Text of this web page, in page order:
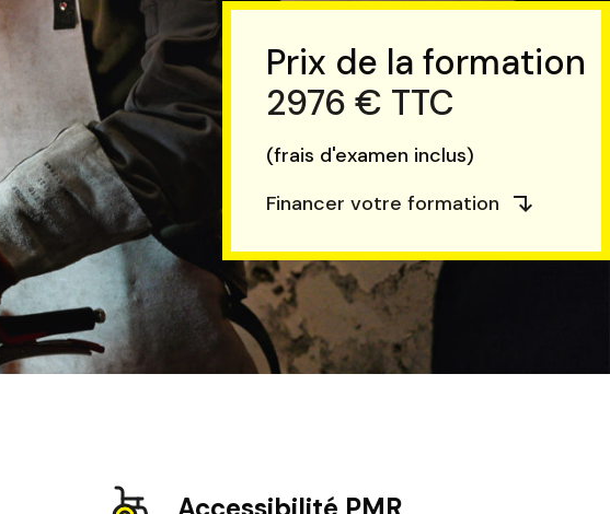
Prix de la formation
2976 € TTC
(frais d'examen inclus)
Financer votre formation